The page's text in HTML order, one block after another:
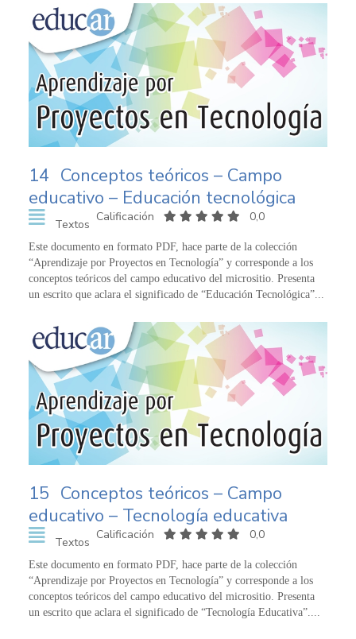
14 Conceptos teóricos – Campo
educativo – Educación tecnológica
Textos
Calificación 0,0
Este documento en formato PDF, hace parte de la colección
“Aprendizaje por Proyectos en Tecnología” y corresponde a los
conceptos teóricos del campo educativo del micrositio. Presenta
un escrito que aclara el significado de “Educación Tecnológica”...
15 Conceptos teóricos – Campo
educativo – Tecnología educativa
Textos
Calificación 0,0
Este documento en formato PDF, hace parte de la colección
“Aprendizaje por Proyectos en Tecnología” y corresponde a los
conceptos teóricos del campo educativo del micrositio. Presenta
un escrito que aclara el significado de “Tecnología Educativa”....